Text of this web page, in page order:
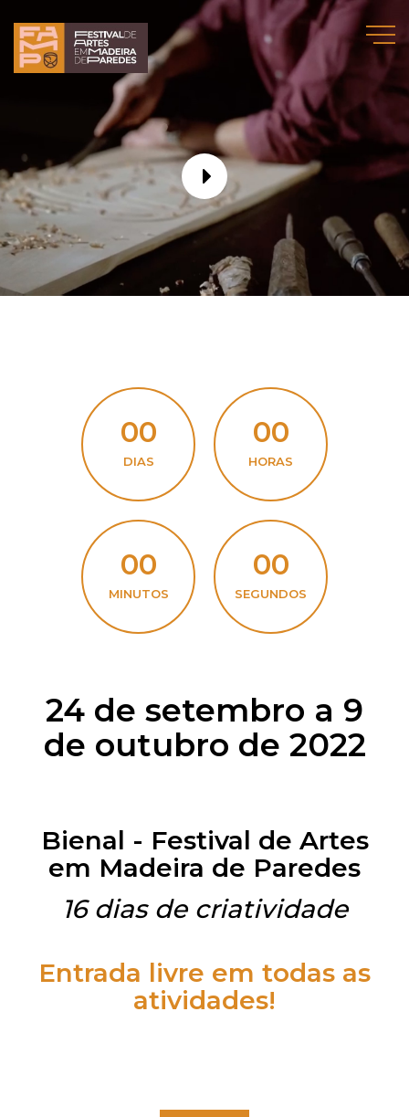
00
DIAS
00
HORAS
00
MINUTOS
00
SEGUNDOS
24 de setembro a 9
de outubro de 2022
Bienal - Festival de Artes
em Madeira de Paredes
16 dias de criatividade
Entrada livre em todas as
atividades!